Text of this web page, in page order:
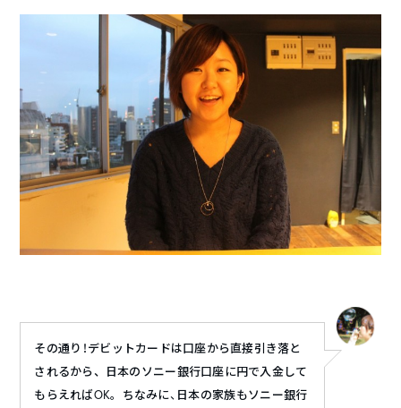
その通り！デビットカードは口座から直接引き落と
されるから、日本のソニー銀行口座に円で入金して
もらえればOK。 ちなみに、日本の家族もソニー銀行